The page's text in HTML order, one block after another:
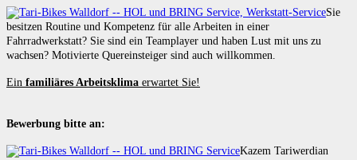
Sie
besitzen Routine und Kompetenz für alle Arbeiten in einer
Fahrradwerkstatt? Sie sind ein Teamplayer und haben Lust mit uns zu
wachsen? Motivierte Quereinsteiger sind auch willkommen.
Ein familiäres Arbeitsklima erwartet Sie!
Bewerbung bitte an:
Kazem Tariwerdian